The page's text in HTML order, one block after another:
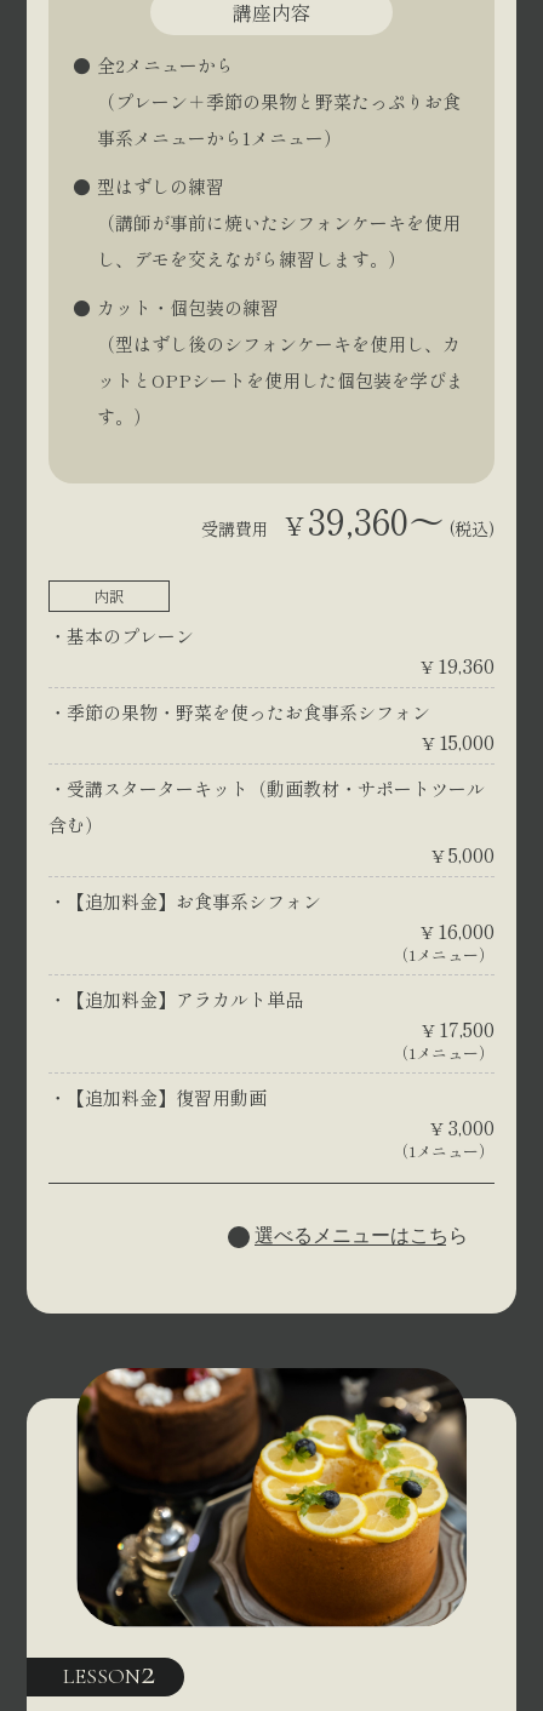
講座内容
全2メニューから
（プレーン＋季節の果物と野菜たっぷりお食
事系メニューから1メニュー）
型はずしの練習
（講師が事前に焼いたシフォンケーキを使用
し、デモを交えながら練習します。）
カット・個包装の練習
（型はずし後のシフォンケーキを使用し、カ
ットとOPPシートを使用した個包装を学びま
す。）
受講費用 ¥39,360～ (税込)
内訳
基本のプレーン
¥ 19,360
季節の果物・野菜を使ったお食事系シフォン
¥ 15,000
受講スターターキット（動画教材・サポートツール
含む）
¥5,000
【追加料金】お食事系シフォン
¥ 16,000
（1メニュー）
【追加料金】アラカルト単品
¥ 17,500
（1メニュー）
【追加料金】復習用動画
¥ 3,000
（1メニュー）
選べるメニューはこちら
LESSON2